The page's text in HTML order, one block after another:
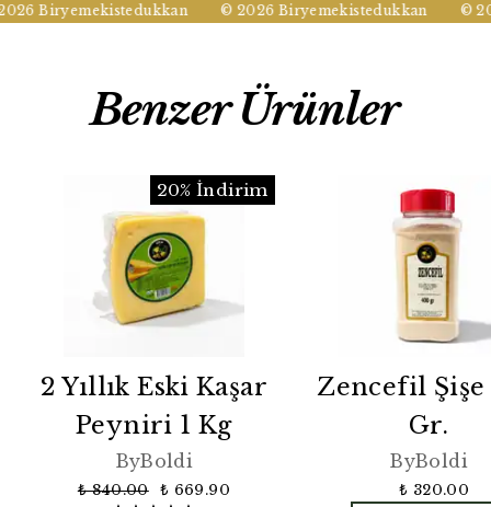
Biryemekistedukkan © 2026 Biryemekistedukkan ©
Benzer Ürünler
20% İndirim
2 Yıllık Eski Kaşar
Peyniri 1 Kg
ByBoldi
₺ 840.00 ₺ 669.90
Zencefil Şişe
Gr.
ByBoldi
₺ 320.00